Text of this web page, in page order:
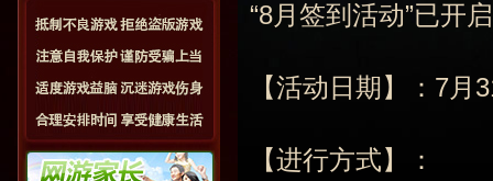
“8月签到活动”已开
【活动日期】：7
【进行方式】：